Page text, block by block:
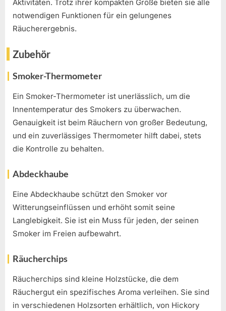
Aktivitäten. Trotz ihrer kompakten Größe bieten sie alle
notwendigen Funktionen für ein gelungenes
Räucherergebnis.
Zubehör
Smoker-Thermometer
Ein Smoker-Thermometer ist unerlässlich, um die
Innentemperatur des Smokers zu überwachen.
Genauigkeit ist beim Räuchern von großer Bedeutung,
und ein zuverlässiges Thermometer hilft dabei, stets
die Kontrolle zu behalten.
Abdeckhaube
Eine Abdeckhaube schützt den Smoker vor
Witterungseinflüssen und erhöht somit seine
Langlebigkeit. Sie ist ein Muss für jeden, der seinen
Smoker im Freien aufbewahrt.
Räucherchips
Räucherchips sind kleine Holzstücke, die dem
Räuchergut ein spezifisches Aroma verleihen. Sie sind
in verschiedenen Holzsorten erhältlich, von Hickory